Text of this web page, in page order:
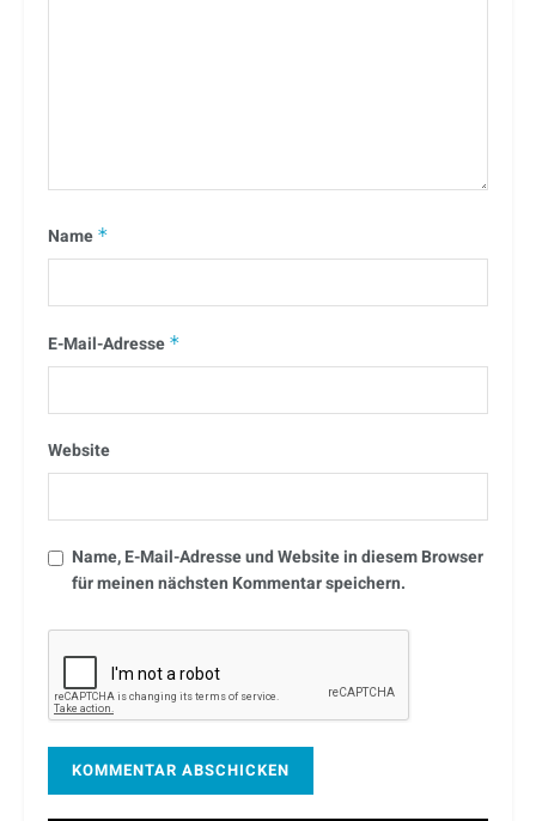
Name *
E-Mail-Adresse *
Website
Name, E-Mail-Adresse und Website in diesem Browser
für meinen nächsten Kommentar speichern.